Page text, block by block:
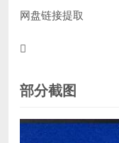
网盘链接提取
部分截图